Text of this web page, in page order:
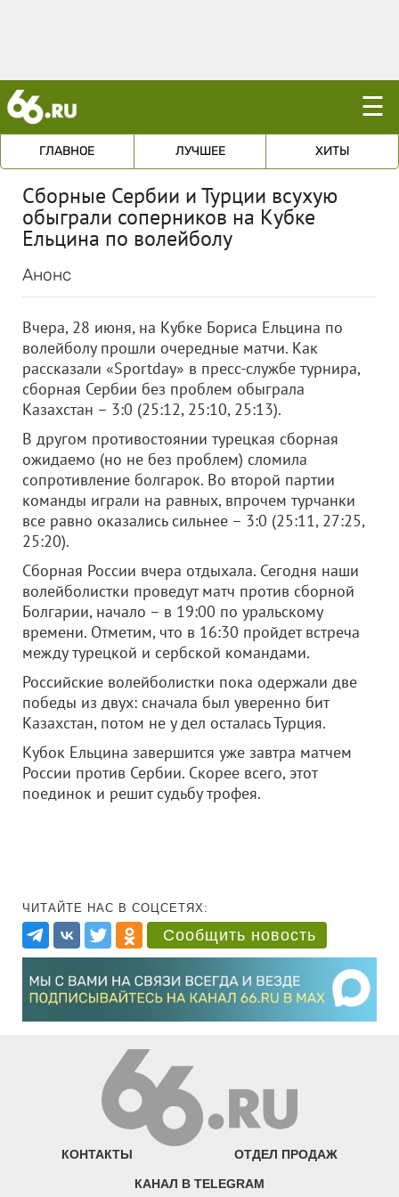
☰
ГЛАВНОЕ ЛУЧШЕЕ ХИТЫ
Сборные Сербии и Турции всухую
обыграли соперников на Кубке
Ельцина по волейболу
Анонс
Вчера, 28 июня, на Кубке Бориса Ельцина по
волейболу прошли очередные матчи. Как
рассказали «Sportday» в пресс-службе турнира,
сборная Сербии без проблем обыграла
Казахстан – 3:0 (25:12, 25:10, 25:13).
В другом противостоянии турецкая сборная
ожидаемо (но не без проблем) сломила
сопротивление болгарок. Во второй партии
команды играли на равных, впрочем турчанки
все равно оказались сильнее – 3:0 (25:11, 27:25,
25:20).
Сборная России вчера отдыхала. Сегодня наши
волейболистки проведут матч против сборной
Болгарии, начало – в 19:00 по уральскому
времени. Отметим, что в 16:30 пройдет встреча
между турецкой и сербской командами.
Российские волейболистки пока одержали две
победы из двух: сначала был уверенно бит
Казахстан, потом не у дел осталась Турция.
Кубок Ельцина завершится уже завтра матчем
России против Сербии. Скорее всего, этот
поединок и решит судьбу трофея.
ЧИТАЙТЕ НАС В СОЦСЕТЯХ:
Сообщить новость
КОНТАКТЫ ОТДЕЛ ПРОДАЖ
КАНАЛ В TELEGRAM